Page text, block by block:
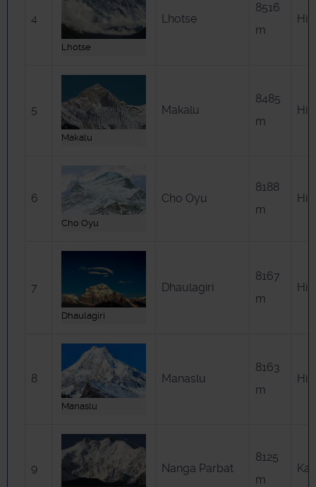
4
Lhotse
Lhotse
8516
m
5
Makalu
Makalu
8485
m
6
Cho Oyu
Cho Oyu
8188
m
7
Dhaulagiri
Dhaulagiri
8167
m
8
Manaslu
Manaslu
8163
m
9 Nanga Parbat
8125
m